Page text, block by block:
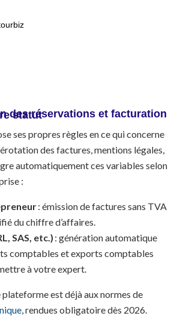
conforme à votre statut
ses propres règles en ce qui concerne
des factures, mentions légales,
automatiquement ces variables selon
:
: émission de factures sans TVA
du chiffre d’affaires.
SAS, etc.) : génération automatique
comptables et exports comptables
à votre expert.
est déjà aux normes de
, rendues obligatoire dès 2026.